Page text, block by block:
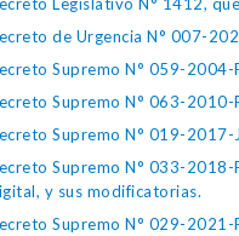
de Urgencia N° 007-
Supremo N° 059-2004-
Supremo N° 063-2010-
Supremo N° 019-2017-
Supremo N° 033-2018-
y sus modificatorias.
Supremo N° 029-2021-